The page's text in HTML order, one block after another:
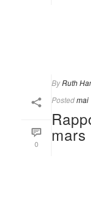
0
ByRuth
Postedmai
mars